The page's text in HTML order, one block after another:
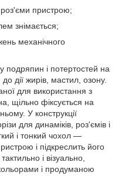
роз'єми пристрою;
знімається;
механічного
подряпин і потертостей на
до дії жирів, мастил, озону.
для використання з
щільно фіксується на
У конструкції
для динаміків, роз'ємів і
і тонкий чохол ―
і підкреслить його
і візуально,
і продуманою